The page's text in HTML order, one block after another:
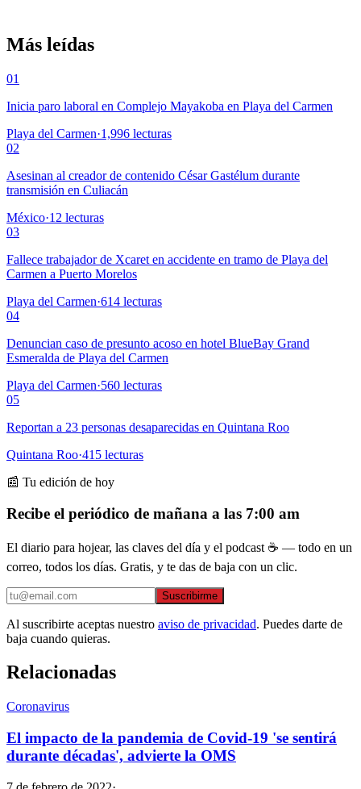
Más leídas
01
Inicia paro laboral en Complejo Mayakoba en Playa del Carmen
Playa del Carmen·1,996 lecturas
02
Asesinan al creador de contenido César Gastélum durante
transmisión en Culiacán
México·12 lecturas
03
Fallece trabajador de Xcaret en accidente en tramo de Playa del
Carmen a Puerto Morelos
Playa del Carmen·614 lecturas
04
Denuncian caso de presunto acoso en hotel BlueBay Grand
Esmeralda de Playa del Carmen
Playa del Carmen·560 lecturas
05
Reportan a 23 personas desaparecidas en Quintana Roo
Quintana Roo·415 lecturas
📰 Tu edición de hoy
Recibe el periódico de mañana a las 7:00 am
El diario para hojear, las claves del día y el podcast ☕ — todo en un
correo, todos los días. Gratis, y te das de baja con un clic.
Suscribirme
Al suscribirte aceptas nuestro aviso de privacidad. Puedes darte de
baja cuando quieras.
Relacionadas
Coronavirus
El impacto de la pandemia de Covid-19 'se sentirá
durante décadas', advierte la OMS